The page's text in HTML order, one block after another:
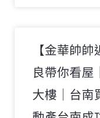
【金華帥
良帶你看屋
大樓｜台南